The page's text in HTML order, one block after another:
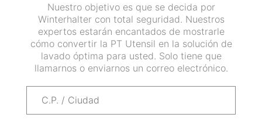
Nuestro objetivo es que se decida por
Winterhalter con total seguridad. Nuestros
expertos estarán encantados de mostrarle
cómo convertir la PT Utensil en la solución de
lavado óptima para usted. Solo tiene que
llamarnos o enviarnos un correo electrónico.